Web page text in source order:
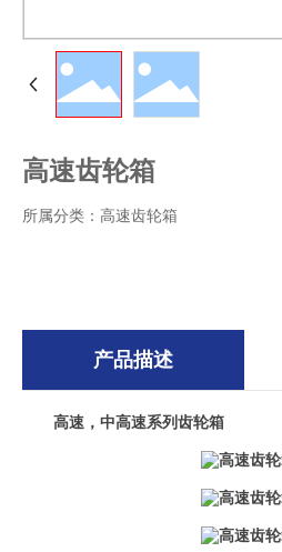
高速齿轮箱
所属分类： 高速齿轮箱
产品描述
高速，中高速系列齿轮箱